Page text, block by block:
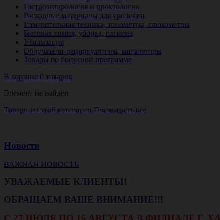
Гастроэнтерология и проктология
Расходные материалы для урологии
Измерительная техника, тонометры, глюкометры
Бытовая химия, уборка, гигиена
Утилизация
Облучатели-рециркуляторы, ингаляторы
Товары по бонусной программе
В корзине 0 товаров
Элемент не найден
Товары из этой категории Посмотреть все
Новости
ВАЖНАЯ НОВОСТЬ
УВАЖАЕМЫЕ КЛИЕНТЫ!
ОБРАЩАЕМ ВАШЕ ВНИМАНИЕ!!!